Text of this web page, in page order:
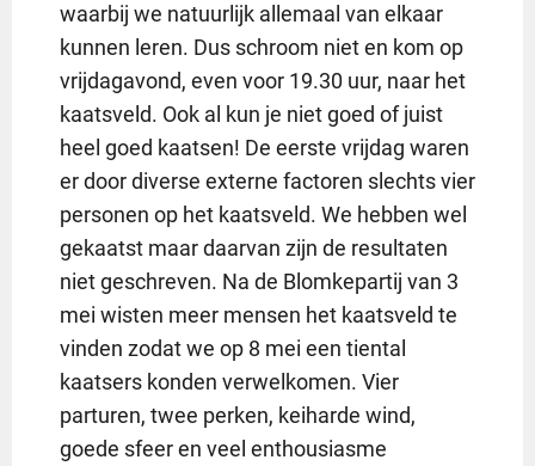
waarbij we natuurlijk allemaal van elkaar
kunnen leren. Dus schroom niet en kom op
vrijdagavond, even voor 19.30 uur, naar het
kaatsveld. Ook al kun je niet goed of juist
heel goed kaatsen! De eerste vrijdag waren
er door diverse externe factoren slechts vier
personen op het kaatsveld. We hebben wel
gekaatst maar daarvan zijn de resultaten
niet geschreven. Na de Blomkepartij van 3
mei wisten meer mensen het kaatsveld te
vinden zodat we op 8 mei een tiental
kaatsers konden verwelkomen. Vier
parturen, twee perken, keiharde wind,
goede sfeer en veel enthousiasme